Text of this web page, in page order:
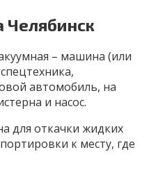
– машина (или
автомобиль, на
и насос.
для откачки жидких
к месту, где